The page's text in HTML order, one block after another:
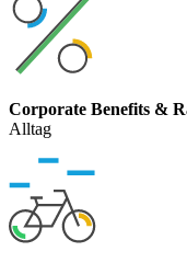
Corporate Benefits &
Alltag